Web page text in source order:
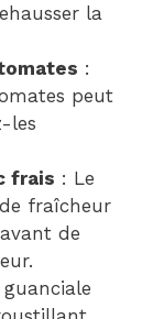
la
:
peut
les
frais : Le
fraîcheur
de